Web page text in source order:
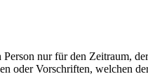
nur für den Zeitraum,
oder Vorschriften, welchen